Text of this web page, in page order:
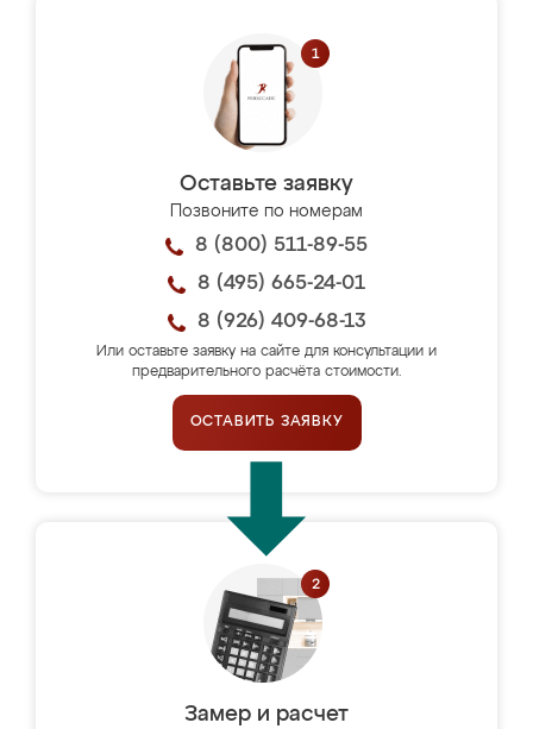
Оставьте заявку
Позвоните по номерам
8 (800) 511-89-55
8 (495) 665-24-01
8 (926) 409-68-13
Или оставьте заявку на сайте для консультации и
предварительного расчёта стоимости.
ОСТАВИТЬ ЗАЯВКУ
Замер и расчет